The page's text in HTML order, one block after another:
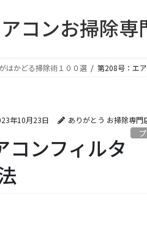
コンお掃除専
はかどる掃除術１００選 第208号：エ
年10月23日 ありがとう お掃除専門
コンフィルタ